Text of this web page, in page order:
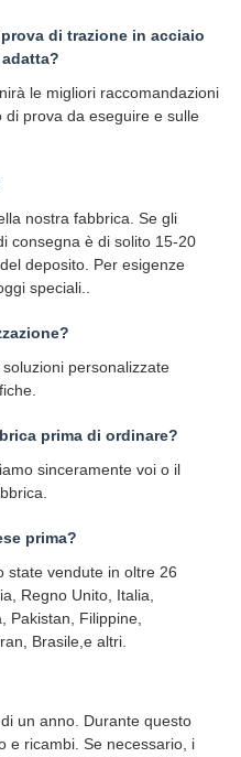
di trazione in acciaio
le migliori raccomandazioni
prova da eseguire e sulle
nostra fabbrica. Se gli
consegna è di solito 15-20
deposito. Per esigenze
speciali..
personalizzate
prima di ordinare?
sinceramente voi o il
prima?
state vendute in oltre 26
Regno Unito, Italia,
Pakistan, Filippine,
Brasile,e altri.
un anno. Durante questo
e ricambi. Se necessario, i